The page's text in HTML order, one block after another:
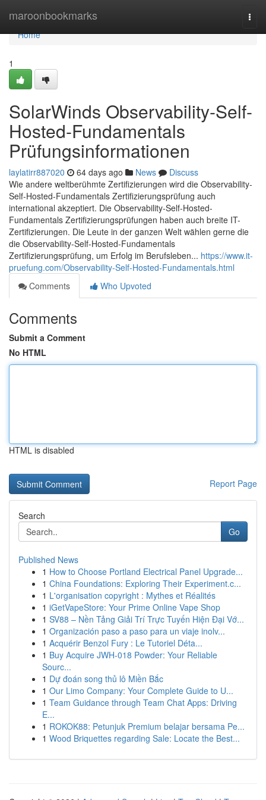
maroonbookmarks
Home
Home
1
SolarWinds Observability-Self-
Hosted-Fundamentals
Prüfungsinformationen
laylatirr887020 64 days ago News
Discuss
Wie andere weltberühmte Zertifizierungen wird die Observability-
Self-Hosted-Fundamentals Zertifizierungsprüfung auch
international akzeptiert. Die Observability-Self-Hosted-
Fundamentals Zertifizierungsprüfungen haben auch breite IT-
Zertifizierungen. Die Leute in der ganzen Welt wählen gerne die
die Observability-Self-Hosted-Fundamentals
Zertifizierungsprüfung, um Erfolg im Berufsleben... https://www.it-
pruefung.com/Observability-Self-Hosted-Fundamentals.html
Comments
Who Upvoted
Comments
Submit a Comment
No HTML
HTML is disabled
Report Page
Search
Go
Published News
1 How to Choose Portland Electrical Panel Upgrade...
1 China Foundations: Exploring Their Experiment.c...
1 L'organisation copyright : Mythes et Réalités
1 iGetVapeStore: Your Prime Online Vape Shop
1 SV88 – Nền Tảng Giải Trí Trực Tuyến Hiện Đại Vớ...
1 Organización paso a paso para un viaje inolv...
1 Acquérir Benzol Fury : Le Tutoriel Déta...
1 Buy Acquire JWH-018 Powder: Your Reliable
Sourc...
1 Dự đoán song thủ lô Miền Bắc
1 Our Limo Company: Your Complete Guide to U...
1 Team Guidance through Team Chat Apps: Driving
E...
1 ROKOK88: Petunjuk Premium belajar bersama Pe...
1 Wood Briquettes regarding Sale: Locate the Best...